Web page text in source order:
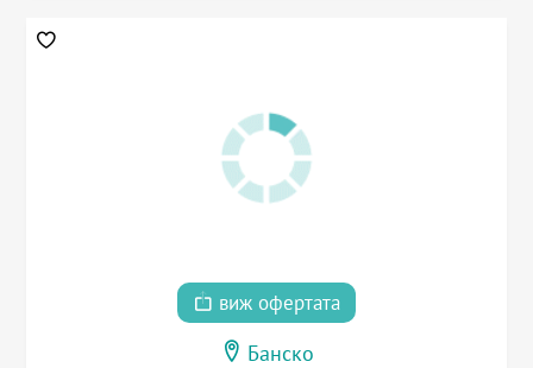
виж офертата
Банско